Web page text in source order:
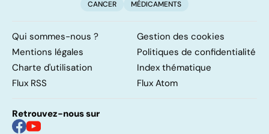
CANCER
MÉDICAMENTS
Qui sommes-nous ?
Gestion des cookies
Mentions légales
Politiques de confidentialité
Charte d'utilisation
Index thématique
Flux RSS
Flux Atom
Retrouvez-nous sur